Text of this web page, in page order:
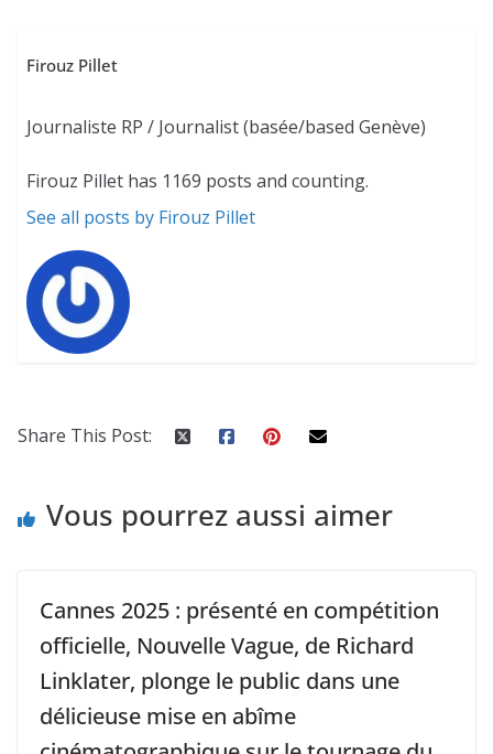
Firouz Pillet
Journaliste RP / Journalist (basée/based Genève)
Firouz Pillet has 1169 posts and counting.
See all posts by Firouz Pillet
Share This Post:
Vous pourrez aussi aimer
Cannes 2025 : présenté en compétition
officielle, Nouvelle Vague, de Richard
Linklater, plonge le public dans une
délicieuse mise en abîme